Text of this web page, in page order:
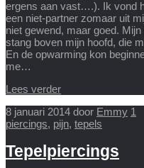
ergens aan vast….). Ik vond
een niet-partner zomaar uit
niet gewend, maar goed.
stang boven mijn hoofd, die
En de opwarming kon
me…
Lees verder
8 januari 2014 door Emmy 1
piercings, pijn, tepels
Tepelpiercings